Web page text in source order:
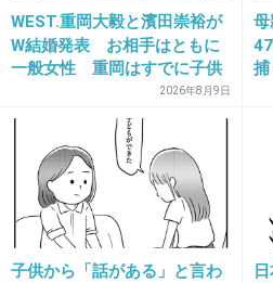
銀行が回収できませんでした
銀行の利用者の皆様への利息引
で補填します
って事になるの？
3件の返信
WEST.重岡大毅と濱田崇裕が
W結婚発表 お相手はともに
一般女性 重岡はすでに子供
2026年8月9日
母
捕
子供から「話がある」と言わ